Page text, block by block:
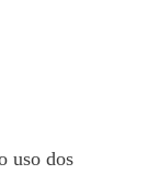
uso dos